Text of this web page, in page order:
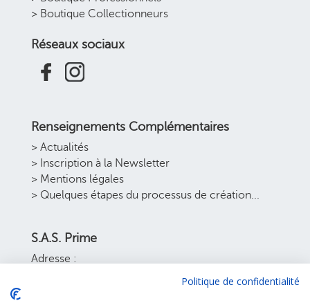
> Boutique Collectionneurs
Réseaux sociaux
Renseignements Complémentaires
> Actualités
> Inscription à la Newsletter
> Mentions légales
> Quelques étapes du processus de création...
S.A.S. Prime
Adresse :
Politique de confidentialité